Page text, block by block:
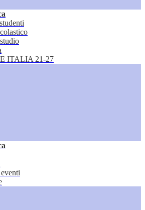
ITALIA 21-27